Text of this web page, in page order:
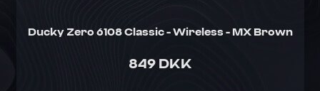
Ducky Zero 6108 Classic - Wireless - MX Brown
849 DKK